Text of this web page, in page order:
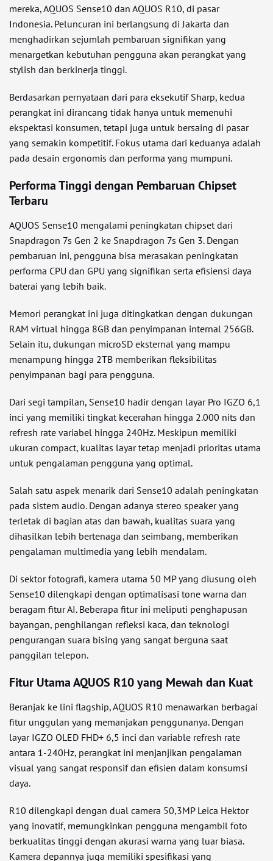
mereka, AQUOS Sense10 dan AQUOS R10, di pasar
Indonesia. Peluncuran ini berlangsung di Jakarta dan
menghadirkan sejumlah pembaruan signifikan yang
menargetkan kebutuhan pengguna akan perangkat yang
stylish dan berkinerja tinggi.
Berdasarkan pernyataan dari para eksekutif Sharp, kedua
perangkat ini dirancang tidak hanya untuk memenuhi
ekspektasi konsumen, tetapi juga untuk bersaing di pasar
yang semakin kompetitif. Fokus utama dari keduanya adalah
pada desain ergonomis dan performa yang mumpuni.
Performa Tinggi dengan Pembaruan Chipset
Terbaru
AQUOS Sense10 mengalami peningkatan chipset dari
Snapdragon 7s Gen 2 ke Snapdragon 7s Gen 3. Dengan
pembaruan ini, pengguna bisa merasakan peningkatan
performa CPU dan GPU yang signifikan serta efisiensi daya
baterai yang lebih baik.
Memori perangkat ini juga ditingkatkan dengan dukungan
RAM virtual hingga 8GB dan penyimpanan internal 256GB.
Selain itu, dukungan microSD eksternal yang mampu
menampung hingga 2TB memberikan fleksibilitas
penyimpanan bagi para pengguna.
Dari segi tampilan, Sense10 hadir dengan layar Pro IGZO 6,1
inci yang memiliki tingkat kecerahan hingga 2.000 nits dan
refresh rate variabel hingga 240Hz. Meskipun memiliki
ukuran compact, kualitas layar tetap menjadi prioritas utama
untuk pengalaman pengguna yang optimal.
Salah satu aspek menarik dari Sense10 adalah peningkatan
pada sistem audio. Dengan adanya stereo speaker yang
terletak di bagian atas dan bawah, kualitas suara yang
dihasilkan lebih bertenaga dan seimbang, memberikan
pengalaman multimedia yang lebih mendalam.
Di sektor fotografi, kamera utama 50 MP yang diusung oleh
Sense10 dilengkapi dengan optimalisasi tone warna dan
beragam fitur AI. Beberapa fitur ini meliputi penghapusan
bayangan, penghilangan refleksi kaca, dan teknologi
pengurangan suara bising yang sangat berguna saat
panggilan telepon.
Fitur Utama AQUOS R10 yang Mewah dan Kuat
Beranjak ke lini flagship, AQUOS R10 menawarkan berbagai
fitur unggulan yang memanjakan penggunanya. Dengan
layar IGZO OLED FHD+ 6,5 inci dan variable refresh rate
antara 1-240Hz, perangkat ini menjanjikan pengalaman
visual yang sangat responsif dan efisien dalam konsumsi
daya.
R10 dilengkapi dengan dual camera 50,3MP Leica Hektor
yang inovatif, memungkinkan pengguna mengambil foto
berkualitas tinggi dengan akurasi warna yang luar biasa.
Kamera depannya juga memiliki spesifikasi yang